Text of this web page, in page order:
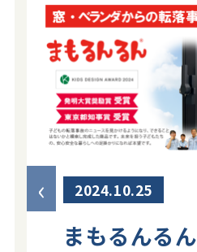
‹ 2024.10.25
まもるんるん